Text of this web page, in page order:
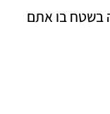
בשטח בו אתם